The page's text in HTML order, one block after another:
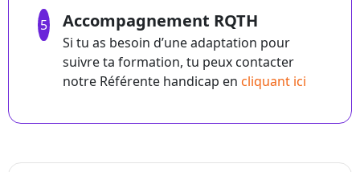
5 Accompagnement RQTH
Si tu as besoin d’une adaptation pour
suivre ta formation, tu peux contacter
notre Référente handicap en cliquant ici